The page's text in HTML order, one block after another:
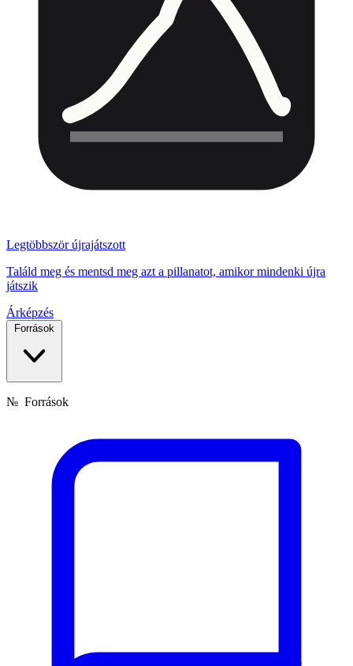
Legtöbbször újrajátszott
Találd meg és mentsd meg azt a pillanatot, amikor mindenki újra
játszik
Árképzés
Források
№ Források